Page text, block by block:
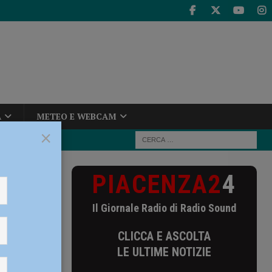
METEO E WEBCAM
PIACENZA24
Il Giornale Radio di Radio Sound
CLICCA E ASCOLTA
LE ULTIME NOTIZIE
×